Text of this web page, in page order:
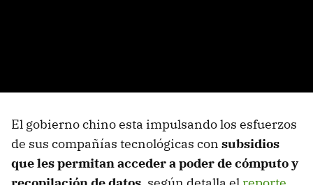
El gobierno chino esta impulsando los esfuerzos
de sus compañías tecnológicas con subsidios
que les permitan acceder a poder de cómputo y